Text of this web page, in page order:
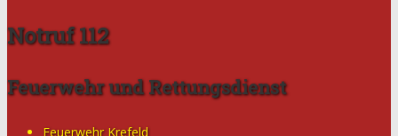
Notruf 112
Feuerwehr und Rettungsdienst
Feuerwehr Krefeld